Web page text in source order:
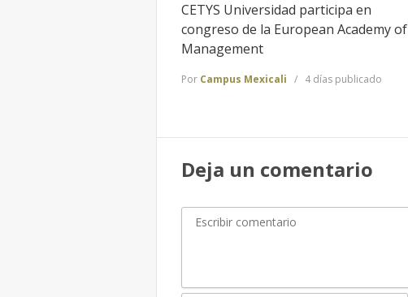
CETYS Universidad participa en
congreso de la European Academy of
Management
Por Campus Mexicali 4 días publicado
Deja un comentario